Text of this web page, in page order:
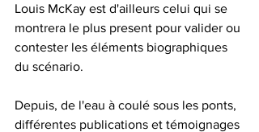
Louis McKay est d'ailleurs celui qui se
montrera le plus present pour valider ou
contester les éléments biographiques
du scénario.
Depuis, de l'eau à coulé sous les ponts,
différentes publications et témoignages